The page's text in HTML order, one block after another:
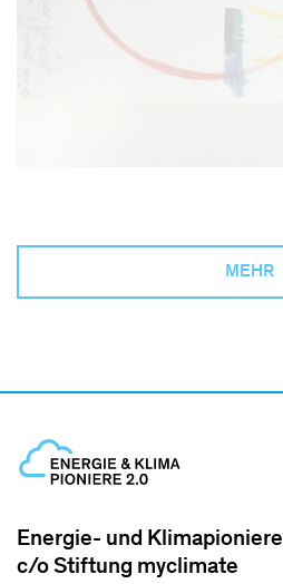
MEHR
Energie- und Klimapioniere
c/o Stiftung myclimate